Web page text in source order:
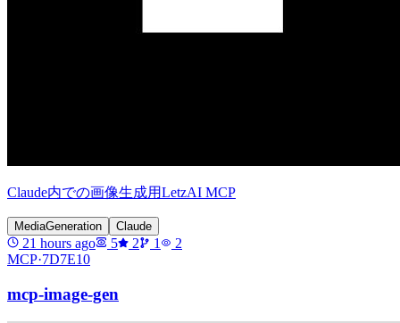
Claude内での画像生成用LetzAI MCP
MediaGeneration Claude
21 hours ago 5 2 1
2
MCP·7D7E10
mcp-image-gen